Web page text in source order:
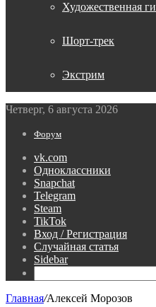
Художественная
Шорт-трек
Экстрим
Четверг, 6 августа 2026
Форум
vk.com
Одноклассники
Snapchat
Telegram
Steam
TikTok
Вход / Регистрация
Случайная статья
Sidebar
Главная/Алексей Морозов